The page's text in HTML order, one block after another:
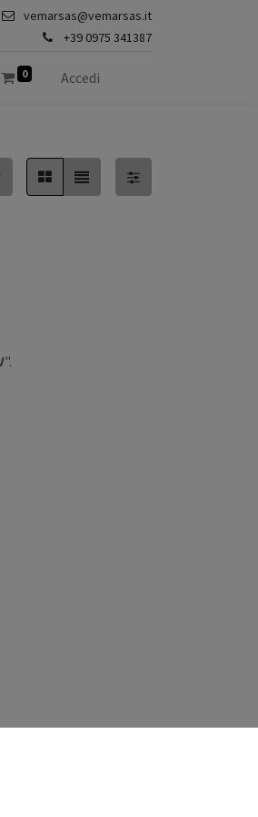
vemarsas@vemarsas.it
+39 0975 341387
0 Accedi
".